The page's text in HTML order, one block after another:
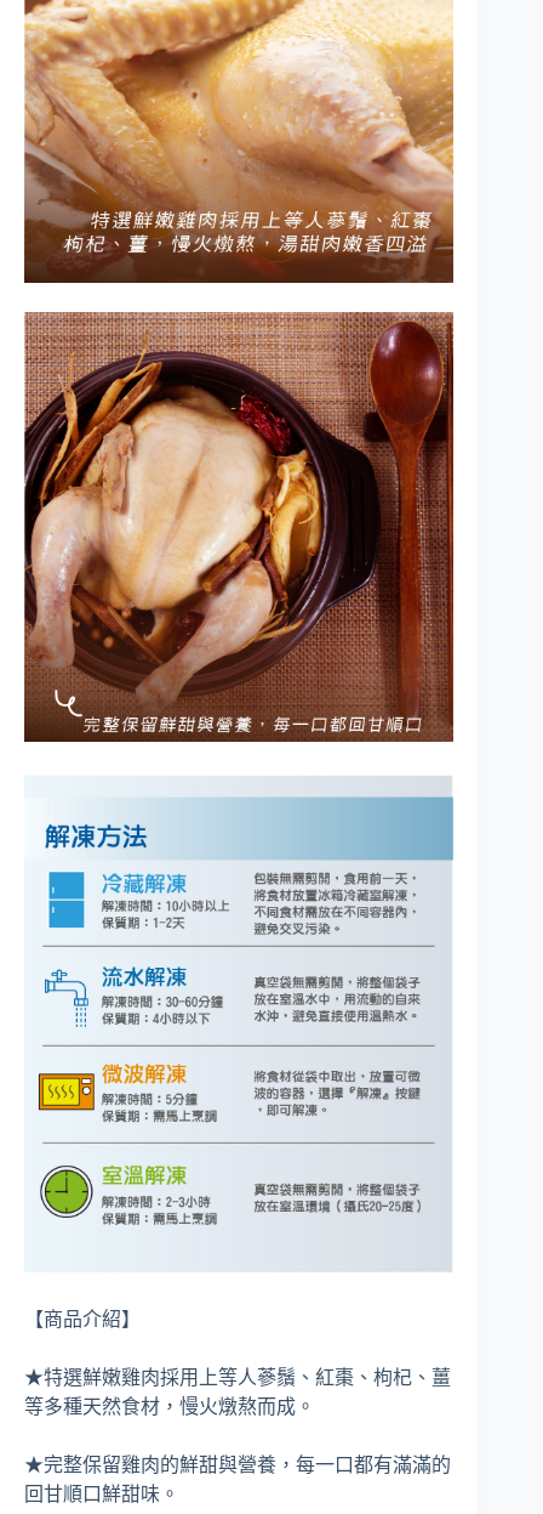
【商品介紹】
★特選鮮嫩雞肉採用上等人蔘鬚、紅棗、枸杞、薑
等多種天然食材，慢火燉熬而成。
★完整保留雞肉的鮮甜與營養，每一口都有滿滿的
回甘順口鮮甜味。